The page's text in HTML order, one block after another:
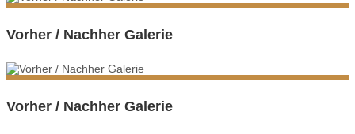
Vorher / Nachher Galerie
Vorher / Nachher Galerie